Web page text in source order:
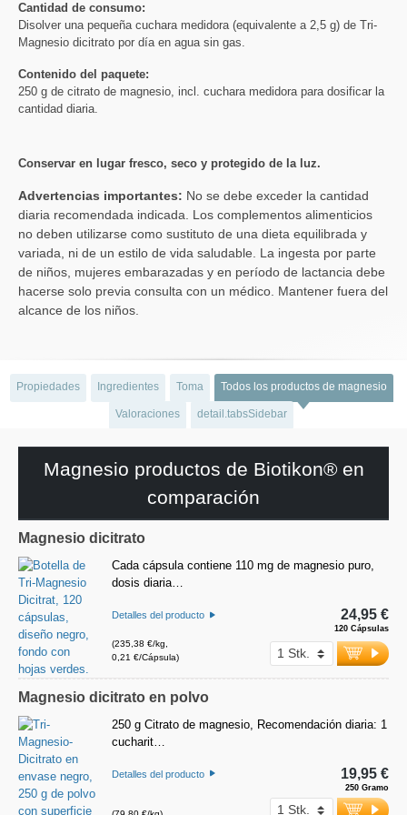
Cantidad de consumo:
Disolver una pequeña cuchara medidora (equivalente a 2,5 g) de Tri-
Magnesio dicitrato por día en agua sin gas.
Contenido del paquete:
250 g de citrato de magnesio, incl. cuchara medidora para dosificar la
cantidad diaria.
Conservar en lugar fresco, seco y protegido de la luz.
Advertencias importantes: No se debe exceder la cantidad
diaria recomendada indicada. Los complementos alimenticios
no deben utilizarse como sustituto de una dieta equilibrada y
variada, ni de un estilo de vida saludable. La ingesta por parte
de niños, mujeres embarazadas y en período de lactancia debe
hacerse solo previa consulta con un médico. Mantener fuera del
alcance de los niños.
Propiedades Ingredientes Toma Todos los productos de magnesio
Valoraciones detail.tabsSidebar
Magnesio productos de Biotikon® en
comparación
Magnesio dicitrato
Cada cápsula contiene 110 mg de magnesio puro,
dosis diaria…
Detalles del producto
(235,38 €/kg,
0,21 €/Cápsula)
120 Cápsulas
24,95 €
Magnesio dicitrato en polvo
250 g Citrato de magnesio, Recomendación diaria: 1
cucharit…
Detalles del producto
250 Gramo
19,95 €